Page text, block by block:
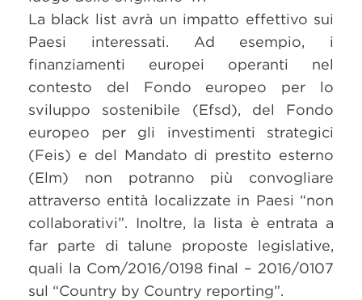
La black list avrà un impatto effettivo sui
Paesi interessati. Ad esempio, i
finanziamenti europei operanti nel
contesto del Fondo europeo per lo
sviluppo sostenibile (Efsd), del Fondo
europeo per gli investimenti strategici
(Feis) e del Mandato di prestito esterno
(Elm) non potranno più convogliare
attraverso entità localizzate in Paesi “non
collaborativi”. Inoltre, la lista è entrata a
far parte di talune proposte legislative,
quali la Com/2016/0198 final – 2016/0107
sul “Country by Country reporting”.